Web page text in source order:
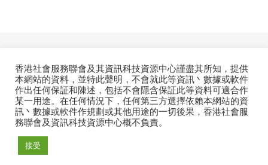
ESSENTIAL
© 2026. Information Technology Resource Centre. All
香港社會服務聯會及其資訊科技資源中心謹盡其所知，提供
本網站的資料，並特此聲明，不會就此等資訊丶數據或軟件
作出任何保証和陳述，包括不會隱含保証此等資料可適合作
某一用途。在任何情況下，任何第三方選擇依賴本網站的資
訊丶數據或軟件作規劃或其他用途的一切後果，香港社會服
務聯會及資訊科技資源中心概不負責。
接受